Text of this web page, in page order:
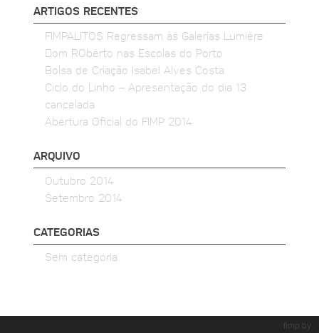
ARTIGOS RECENTES
FIMPALITOS Regressam às Galerias Lumiére
Dom ROberto nas Escolas do Porto
Bolsa de Criação Isabel Alves Costa
Ciclo do Linho – Apresentação do dia 13
cancelada
Abertura Oficial do FIMP 2014
ARQUIVO
Outubro 2014
Setembro 2014
CATEGORIAS
Sem categoria
fimp by .